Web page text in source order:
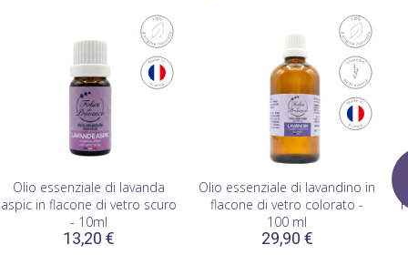
Olio essenziale di lavanda
aspic in flacone di vetro scuro
- 10ml
13,20 €
Olio essenziale di lavandino in
flacone di vetro colorato -
100 ml
29,90 €